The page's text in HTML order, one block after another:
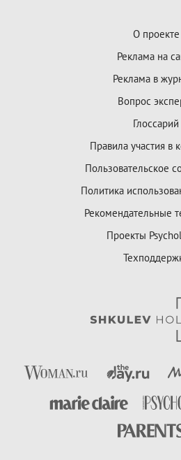
О проекте
Реклама на
Реклама в
Вопрос
Глоссарий
Правила участия в
Пользовательское
Политика
Рекомендательные
Проекты